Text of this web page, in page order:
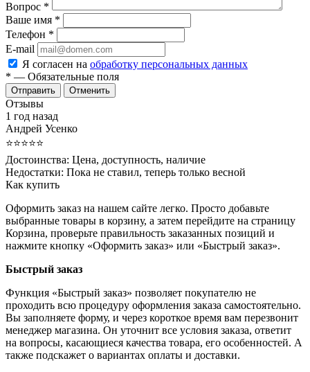
Вопрос *
Ваше имя *
Телефон *
E-mail
Я согласен на обработку персональных данных
* — Обязательные поля
Отменить
Отзывы
1 год назад
Андрей Усенко
⭐⭐⭐⭐⭐
Достоинства: Цена, доступность, наличие
Недостатки: Пока не ставил, теперь только весной
Как купить
Оформить заказ на нашем сайте легко. Просто добавьте
выбранные товары в корзину, а затем перейдите на страницу
Корзина, проверьте правильность заказанных позиций и
нажмите кнопку «Оформить заказ» или «Быстрый заказ».
Быстрый заказ
Функция «Быстрый заказ» позволяет покупателю не
проходить всю процедуру оформления заказа самостоятельно.
Вы заполняете форму, и через короткое время вам перезвонит
менеджер магазина. Он уточнит все условия заказа, ответит
на вопросы, касающиеся качества товара, его особенностей. А
также подскажет о вариантах оплаты и доставки.